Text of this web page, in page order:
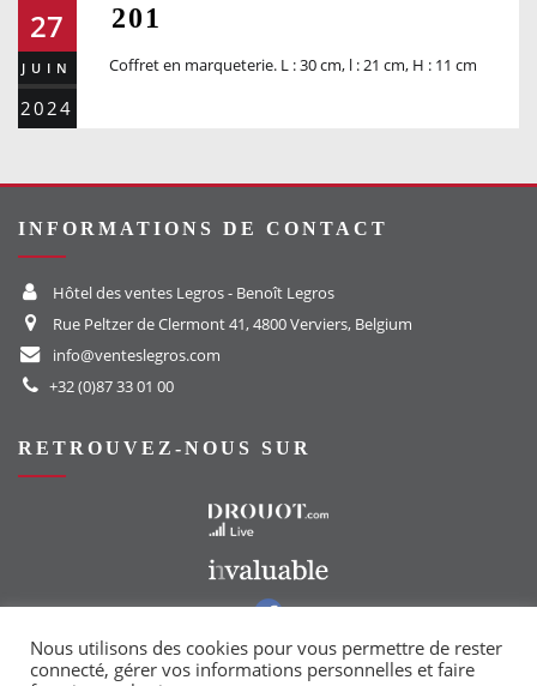
27
JUIN
2024
201
Coffret en marqueterie. L : 30 cm, l : 21 cm, H : 11 cm
INFORMATIONS DE CONTACT
Hôtel des ventes Legros - Benoît Legros
Rue Peltzer de Clermont 41, 4800 Verviers, Belgium
info@venteslegros.com
+32 (0)87 33 01 00
RETROUVEZ-NOUS SUR
Vers notre groupe Facebook
Nous utilisons des cookies pour vous permettre de rester
connecté, gérer vos informations personnelles et faire